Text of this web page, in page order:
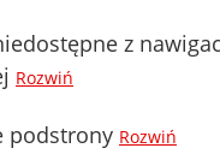
z
Rozwiń
podstrony Rozwiń